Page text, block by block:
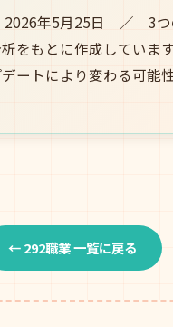
2026年5月25日 ／ 3つ
をもとに作成していま
ートにより変わる可能
← 292職業 一覧に戻る